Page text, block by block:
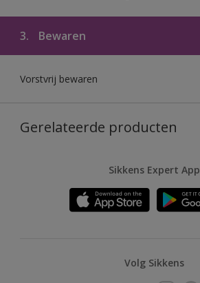
3. Bewaren
Vorstvrij bewaren
Gerelateerde producten
Sikkens Expert App
Volg Sikkens